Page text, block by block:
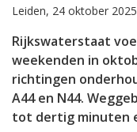
Leiden, 24 oktober
Rijkswaterstaat
weekenden in
richtingen
A44 en N44.
tot dertig minuten